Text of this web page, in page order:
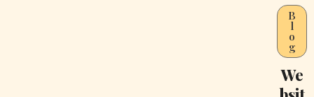
B
l
o
g
We